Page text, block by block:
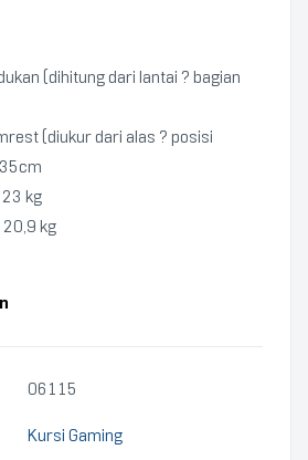
(dihitung dari lantai ? bagian
(diukur dari alas ? posisi
kg
20,9 kg
06115
Kursi Gaming